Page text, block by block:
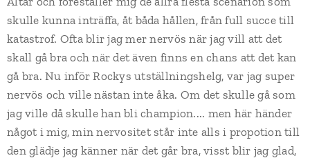
skulle kunna inträffa, åt båda hållen, från full succe till
katastrof. Ofta blir jag mer nervös när jag vill att det
skall gå bra och när det även finns en chans att det kan
gå bra. Nu inför Rockys utställningshelg, var jag super
nervös och ville nästan inte åka. Om det skulle gå som
jag ville då skulle han bli champion.... men här händer
något i mig, min nervositet står inte alls i propotion till
den glädje jag känner när det går bra, visst blir jag glad,